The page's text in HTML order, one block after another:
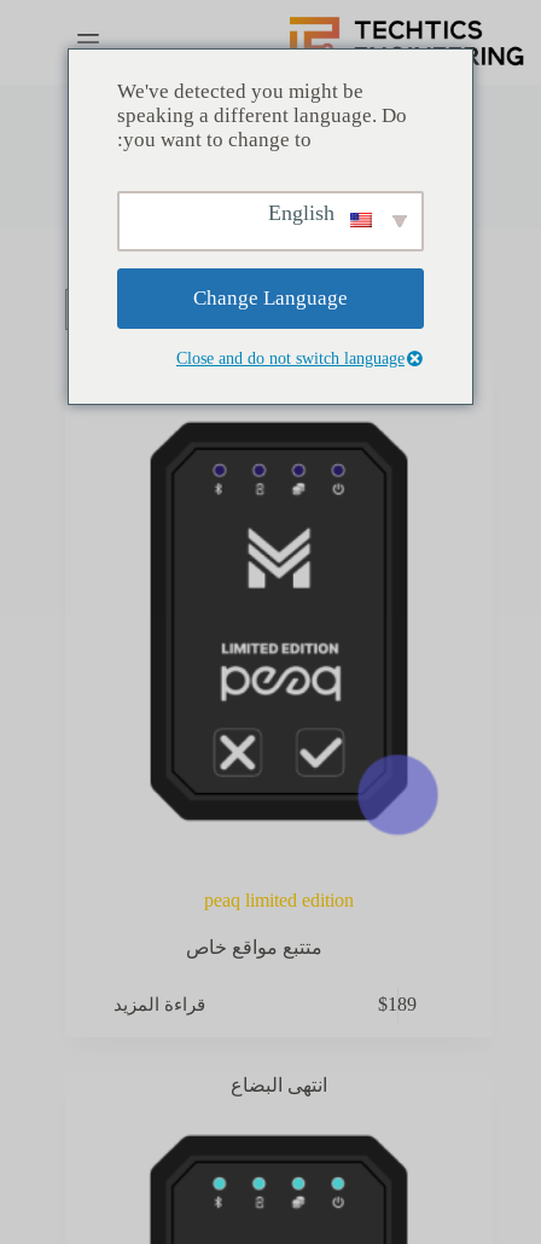
المحتوى
انتهى البضاع
peaq limited edition
متتبع مواقع خاص
$189 قراءة المزيد
انتهى البضاع
We've detected you might be
speaking a different language. Do
you want to change to:
Change Language
Close and do not switch language